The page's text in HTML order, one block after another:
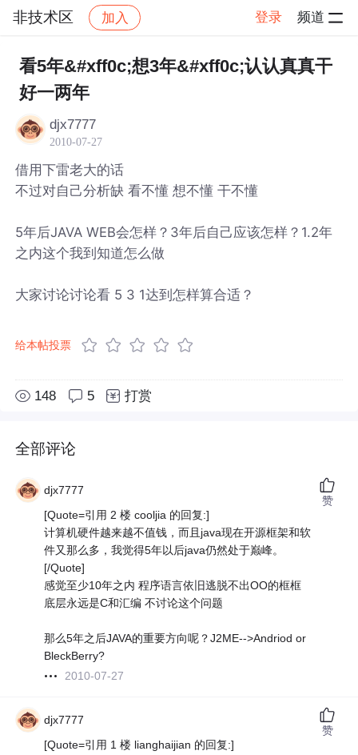
非技术区 加入 登录 频道
社区 非技术区 帖子详情
看5年&#xff0c;想3年&#xff0c;认认真真干
好一两年
djx7777
2010-07-27
借用下雷老大的话
不过对自己分析缺 看不懂 想不懂 干不懂
5年后JAVA WEB会怎样？3年后自己应该怎样？1.2年
之内这个我到知道怎么做
大家讨论讨论看 5 3 1达到怎样算合适？
给本帖投票
148 5 打赏
全部评论
djx7777
[Quote=引用 2 楼 cooljia 的回复:]
计算机硬件越来越不值钱，而且java现在开源框架和软
件又那么多，我觉得5年以后java仍然处于巅峰。
[/Quote]
感觉至少10年之内 程序语言依旧逃脱不出OO的框框
底层永远是C和汇编 不讨论这个问题
那么5年之后JAVA的重要方向呢？J2ME-->Andriod or
BleckBerry?
2010-07-27
赞
djx7777
[Quote=引用 1 楼 lianghaijian 的回复:]
赞